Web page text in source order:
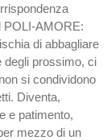
POLI-AMORE:
di abbagliare
degli prossimo, ci
si condividono
Diventa,
e patimento,
mezzo di un